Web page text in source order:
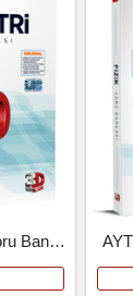
AYT 3D Geometri Soru Bankası